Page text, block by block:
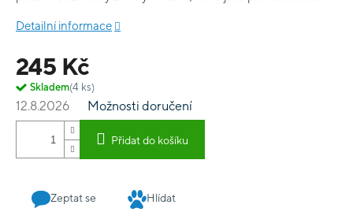
245 Kč
Skladem(4 ks)
12.8.2026 Možnosti doručení
Přidat do košíku
podle siluety poznat správnou samolepku a dát ji v ZOO
světa zvířátek. Oblíbená zábava pro děti - samolepky -
je doplněná o nový rozměr - zvuk. Vylepte si svoji vlastní
knížku Kouzelného čtení se zábavnými samolepkami!
Naslouchejte informacím, ale hlavně zábavným zvukům
při polepování celého sešitu. Samolepková knížka Zvířátka
obsahuje přes 1 000 zvukových stop. V knížce najdete 16
stran a 8 samolepkových ozvučených archů.
Detailní informace
Zeptat se Hlídat